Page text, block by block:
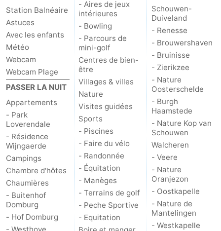
Station Balnéaire
Astuces
Avec les enfants
Météo
Webcam
Webcam Plage
PASSER LA NUIT
Appartements
- Park
Loverendale
- Résidence
Wijngaerde
Campings
Chambre d'hôtes
Chaumières
- Buitenhof
Domburg
- Hof Domburg
- Aires de jeux
intérieures
- Bowling
- Parcours de
mini-golf
Centres de bien-
être
Villages & villes
Nature
Visites guidées
Sports
- Piscines
- Faire du vélo
- Randonnée
- Équitation
- Manèges
- Terrains de golf
- Peche Sportive
- Equitation
Schouwen-
Duiveland
- Renesse
- Brouwershaven
- Bruinisse
- Zierikzee
- Nature
Oosterschelde
- Burgh
Haamstede
- Nature Kop van
Schouwen
Walcheren
- Veere
- Nature
Oranjezon
- Oostkapelle
- Nature de
Mantelingen
- Westkapelle